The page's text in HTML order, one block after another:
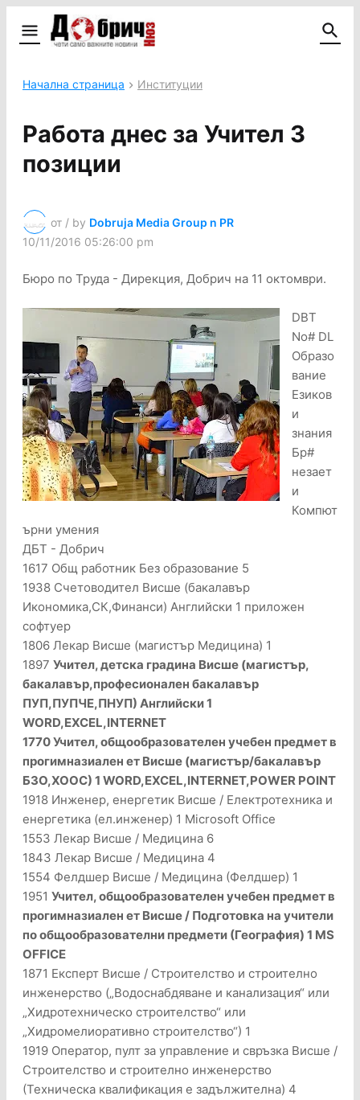
Начална страница Институции
Работа днес за Учител 3
позиции
от / by Dobruja Media Group n PR
10/11/2016 05:26:00 pm
Бюро по Труда - Дирекция, Добрич на 11 октомври.
DBT
No# DL
Образо
вание
Езиков
и
знания
Бр#
незает
и
Компют
ърни умения
ДБТ - Добрич
1617 Общ работник Без образование 5
1938 Счетоводител Висше (бакалавър
Икономика,СК,Финанси) Английски 1 приложен
софтуер
1806 Лекар Висше (магистър Медицина) 1
1897 Учител, детска градина Висше (магистър,
бакалавър,професионален бакалавър
ПУП,ПУПЧЕ,ПНУП) Английски 1
WORD,EXCEL,INTERNET
1770 Учител, общообразователен учебен предмет в
прогимназиален ет Висше (магистър/бакалавър
БЗО,ХООС) 1 WORD,EXCEL,INTERNET,POWER POINT
1918 Инженер, енергетик Висше / Електротехника и
енергетика (ел.инженер) 1 Microsoft Office
1553 Лекар Висше / Медицина 6
1843 Лекар Висше / Медицина 4
1554 Фелдшер Висше / Медицина (Фелдшер) 1
1951 Учител, общообразователен учебен предмет в
прогимназиален ет Висше / Подготовка на учители
по общообразователни предмети (География) 1 MS
OFFICE
1871 Експерт Висше / Строителство и строително
инженерство („Водоснабдяване и канализация“ или
„Хидротехническо строителство“ или
„Хидромелиоративно строителство“) 1
1919 Оператор, пулт за управление и свръзка Висше /
Строителство и строително инженерство
(Техническа квалификация е задължителна) 4